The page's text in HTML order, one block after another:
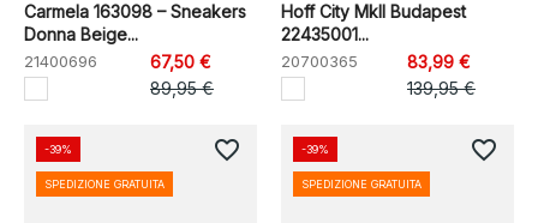
Carmela 163098 – Sneakers
Donna Beige...
21400696
67,50 €
89,95 €
Hoff City MkII Budapest
22435001...
20700365
83,99 €
139,95 €
-39%
SPEDIZIONE GRATUITA
favorite_border -39%
SPEDIZIONE GRATUITA
favorite_border